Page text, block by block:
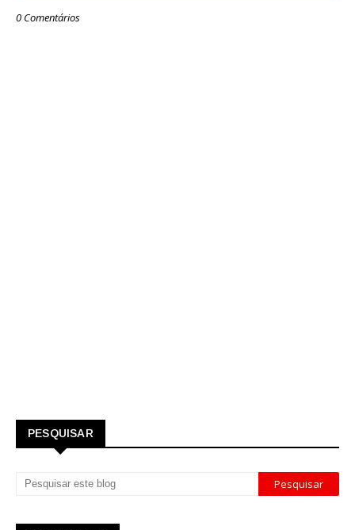
0 Comentários
PESQUISAR